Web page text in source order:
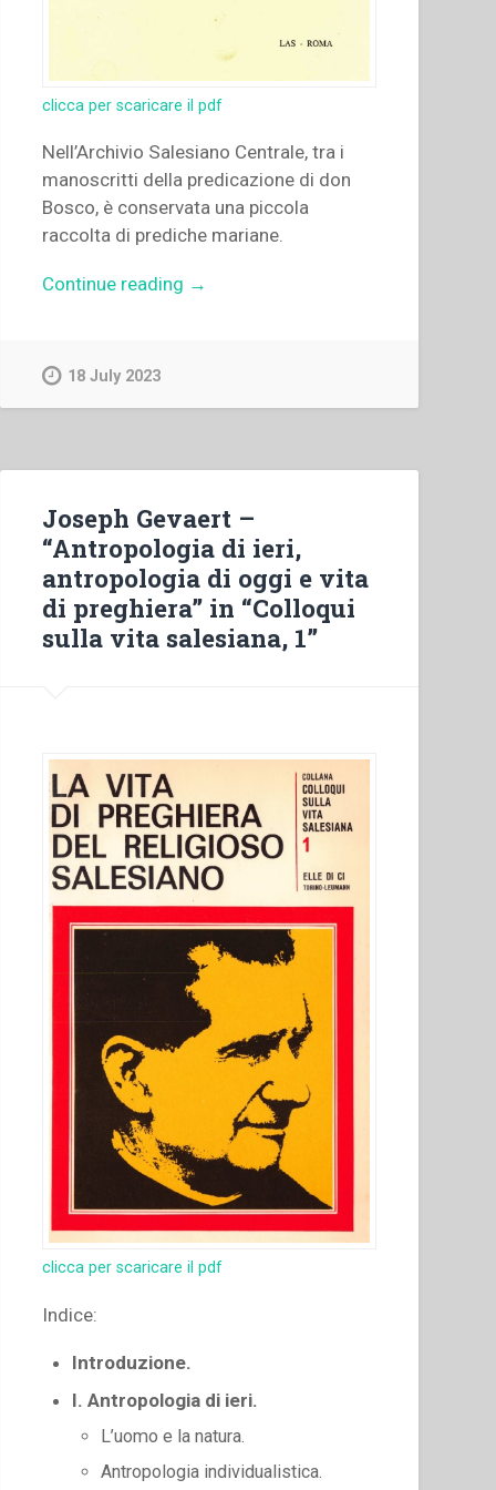
clicca per scaricare il pdf
Nell’Archivio Salesiano Centrale, tra i
manoscritti della predicazione di don
Bosco, è conservata una piccola
raccolta di prediche mariane.
Continue reading “Aldo
mariana
Don
Bosco”
in
“Ricerche
Storiche
→
18 July 2023
Joseph Gevaert –
“Antropologia di ieri,
antropologia di oggi e vita
di preghiera” in “Colloqui
sulla vita salesiana, 1”
clicca per scaricare il pdf
Indice:
Introduzione.
I. Antropologia di ieri.
L’uomo e la natura.
Antropologia individualistica.